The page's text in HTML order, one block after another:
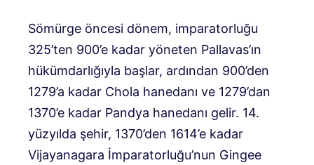
Sömürge öncesi dönem, imparatorluğu
325’ten 900’e kadar yöneten Pallavas’ın
hükümdarlığıyla başlar, ardından 900’den
1279’a kadar Chola hanedanı ve 1279’dan
1370’e kadar Pandya hanedanı gelir. 14.
yüzyılda şehir, 1370’den 1614’e kadar
Vijayanagara İmparatorluğu’nun Gingee